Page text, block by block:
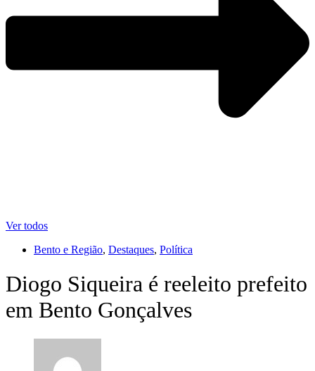
Ver todos
Bento e Região, Destaques, Política
Diogo Siqueira é reeleito prefeito
em Bento Gonçalves